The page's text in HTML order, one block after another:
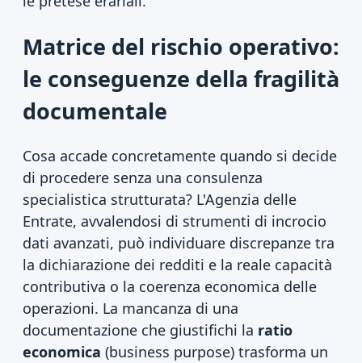
Matrice del rischio operativo:
le conseguenze della fragilità
documentale
Cosa accade concretamente quando si decide
di procedere senza una consulenza
specialistica strutturata? L'Agenzia delle
Entrate, avvalendosi di strumenti di incrocio
dati avanzati, può individuare discrepanze tra
la dichiarazione dei redditi e la reale capacità
contributiva o la coerenza economica delle
operazioni. La mancanza di una
documentazione che giustifichi la ratio
economica (business purpose) trasforma un